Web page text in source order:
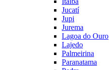
Jucatí
Jupi
Jurema
Lagoa do Ouro
Lajedo
Palmeirina
Paranatama